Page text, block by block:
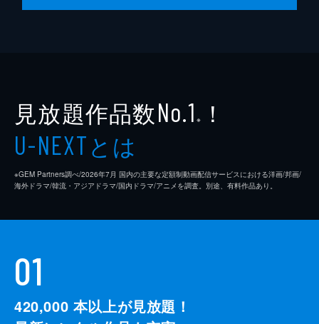
見放題作品数No.1 ※ ！
U-NEXTとは
※GEM Partners調べ/2026年7⽉ 国内の主要な定額制動画配信サービスにおける洋画/邦画/
海外ドラマ/韓流・アジアドラマ/国内ドラマ/アニメを調査。別途、有料作品あり。
01
420,000 本以上が見放題！